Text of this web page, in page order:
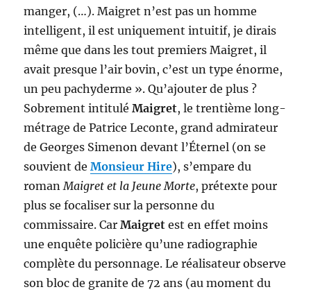
manger, (…). Maigret n’est pas un homme
intelligent, il est uniquement intuitif, je dirais
même que dans les tout premiers Maigret, il
avait presque l’air bovin, c’est un type énorme,
un peu pachyderme ». Qu’ajouter de plus ?
Sobrement intituléMaigret, le trentième long-
métrage de Patrice Leconte, grand admirateur
de Georges Simenon devant l’Éternel (on se
souvient deMonsieur Hire), s’empare du
romanMaigret et la Jeune Morte, prétexte pour
plus se focaliser sur la personne du
commissaire. CarMaigret est en effet moins
une enquête policière qu’une radiographie
complète du personnage. Le réalisateur observe
son bloc de granite de 72 ans (au moment du